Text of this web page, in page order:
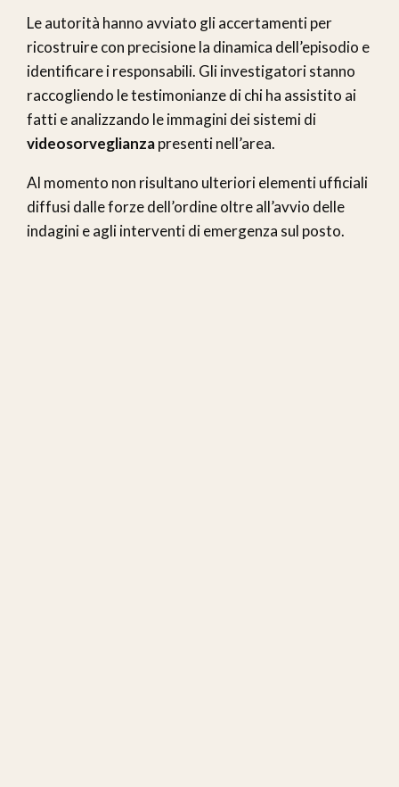
Le autorità hanno avviato gli accertamenti per
ricostruire con precisione la dinamica dell’episodio e
identificare i responsabili. Gli investigatori stanno
raccogliendo le testimonianze di chi ha assistito ai
fatti e analizzando le immagini dei sistemi di
videosorveglianzapresenti nell’area.
Al momento non risultano ulteriori elementi ufficiali
diffusi dalle forze dell’ordine oltre all’avvio delle
indagini e agli interventi di emergenza sul posto.